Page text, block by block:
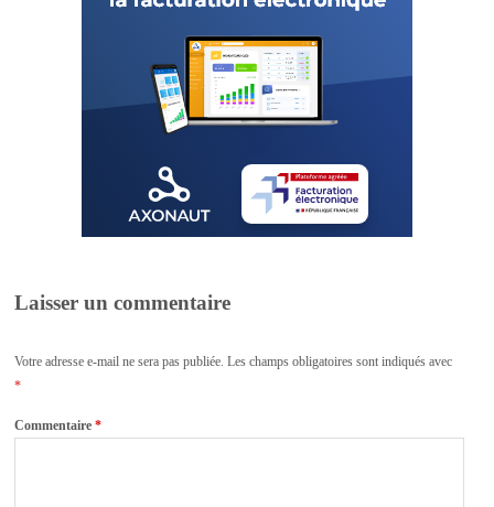
Laisser un commentaire
Votre adresse e-mail ne sera pas publiée. Les champs obligatoires sont indiqués avec
*
Commentaire*